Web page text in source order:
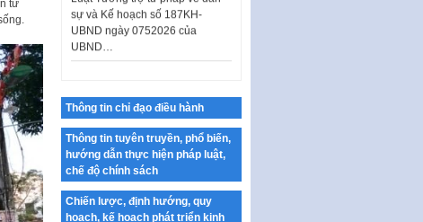
từ
UBND ngày 0752026 của
UBND…
Ban hành Danh mục vị trí khai
Kế hoạch Tổ chức Cuộc thi
chính luận về bảo vệ nền tảng tư
tưởng của Đảng…
Công bố công khai dự toán kinh
phí xây dựng pháp luật, hoàn
thiện thể chế, chính…
Thông tin chỉ đạo điều hành
Thông tin tuyên truyền, phổ biến,
hướng dẫn thực hiện pháp luật,
chế độ chính sách
Chiến lược, định hướng, quy
hoạch, kế hoạch phát triển kinh